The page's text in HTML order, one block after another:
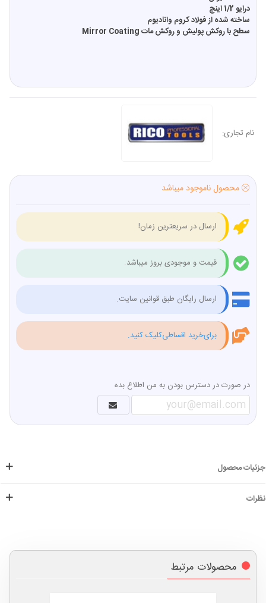
درایو 1/2 اینچ
ساخته شده از فولاد کروم وانادیوم
سطح با روکش پولیش و روکش مات Mirror Coating
نام تجاری:
محصول ناموجود میباشد
ارسال در سریعترین زمان!
قیمت و موجودی بروز میباشد.
ارسال رایگان طبق قوانین سایت.
برای‌خرید اقساطی‌کلیک کنید.
در صورت در دسترس بودن به من اطلاع بده
جزئیات محصول
نظرات
محصولات مرتبط